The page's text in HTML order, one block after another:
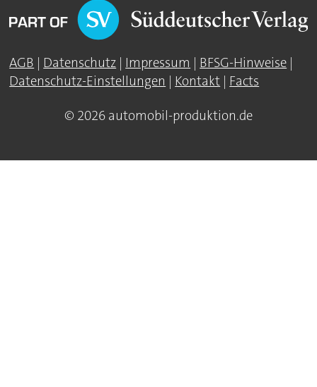
AGB | Datenschutz | Impressum | BFSG-Hinweise |
Datenschutz-Einstellungen | Kontakt | Facts
© 2026 automobil-produktion.de